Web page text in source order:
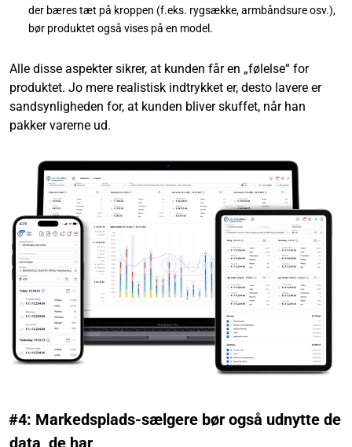
der bæres tæt på kroppen (f.eks. rygsække, armbåndsure osv.),
bør produktet også vises på en model.
Alle disse aspekter sikrer, at kunden får en „følelse“ for
produktet. Jo mere realistisk indtrykket er, desto lavere er
sandsynligheden for, at kunden bliver skuffet, når han
pakker varerne ud.
#4: Markedsplads-sælgere bør også udnytte de